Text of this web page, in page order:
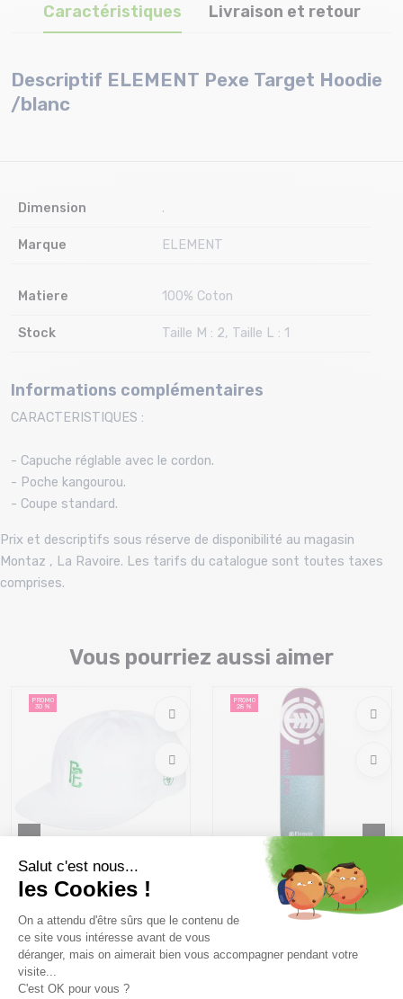
Caractéristiques Livraison et retour
Descriptif ELEMENT Pexe Target Hoodie
/blanc
Dimension .
Marque ELEMENT
Matiere 100% Coton
Stock Taille M : 2, Taille L : 1
Informations complémentaires
CARACTERISTIQUES :
- Capuche réglable avec le cordon.
- Poche kangourou.
- Coupe standard.
Prix et descriptifs sous réserve de disponibilité au magasin
Montaz , La Ravoire. Les tarifs du catalogue sont toutes taxes
comprises.
Vous pourriez aussi aimer
PROMO
30 %
Taille en stock
T.U
ELEMENT Pexe Pool /blanc
24,49 € 34 ,99 €
PROMO
28 %
8.38"
ELEMENT Squared 30
Madars 8.38" /assorted